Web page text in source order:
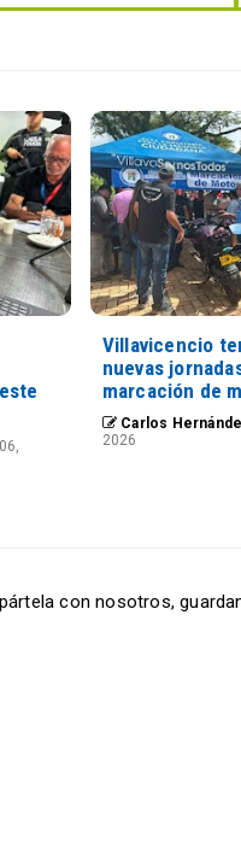
Villavicencio
nuevas
marcación de
Carlos
2026
con nosotros,